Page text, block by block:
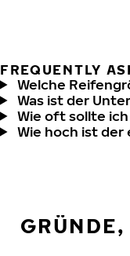
FREQUENTLY
Welche
Was ist der
Wie oft sollte
Wie hoch ist